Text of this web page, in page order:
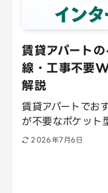
賃貸アパート
線・工事不要
解説
賃貸アパートでお
が不要なポケット
2026年7月6日